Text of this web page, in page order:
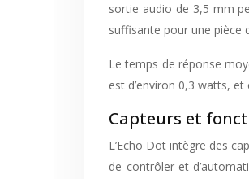
sortie audio de 3,5 mm
suffisante pour une pièce
Le temps de réponse
est d’environ 0,3 watts,
Capteurs et
L’Echo Dot intègre des
de contrôler et